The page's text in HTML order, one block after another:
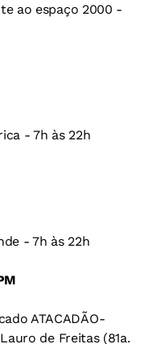
ao espaço 2000 -
- 7h às 22h
- 7h às 22h
ATACADÃO-
de Freitas (81a.